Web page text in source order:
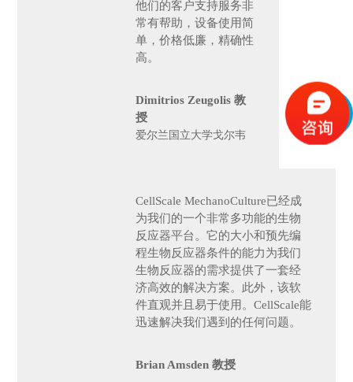
他们的客户支持服务非
常有帮助，设备使用简
单，价格低廉，精确性
高。
Dimitrios Zeugolis 教
授
爱尔兰国立大学戈尔韦
CellScale MechanoCulture已经成
为我们的一个非常多功能的生物
反应器平台。它的大小和预先编
程生物反应器条件的能力为我们
生物反应器的需求提供了一套经
济高效的解决方案。此外，该软
件直观并且易于使用。CellScale能
迅速解决我们遇到的任何问题。
Brian Amsden 教授